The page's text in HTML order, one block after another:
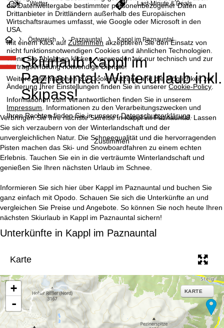
die Datenweitergabe bestimmter personenbezogener Daten an
Drittanbieter in Drittländern außerhalb des Europäischen
Wirtschaftsraumes umfasst, wie Google oder Microsoft in den
USA.
Mit einem Klick aufZustimmen akzeptieren Sie den Einsatz von
nicht funktionsnotwendigen Cookies und ähnlichen Technologien.
Wenn SieAblehnenklicken, verwenden wir nur technisch und zur
Vertragserfüllung notwendige Dienste.
Weitere Informationen zur Cookienutzung und die Möglichkeit zur
Änderung Ihrer Einstellungen finden Sie in unsererCookie-Policy.
Informationen zum Verantwortlichen finden Sie in unserem
Impressum. Informationen zu den Verarbeitungszwecken und
Ihren Rechten finden Sie in unsererDatenschutzerklärung.
Zustimmen
Wetter Last-Minute & Deals
S
t
a
r
t
s
e
Österreich Paznauntal Kappl im Paznauntal
Skiurlaub Kappl im
Paznauntal: Winterurlaub inkl.
Skipass!
Verbringen Sie Ihre nächste Skireise in Kappl im Paznauntal. Lassen
Sie sich verzaubern von der Winterlandschaft und der
unvergleichlichen Natur. Die Schneequalität und die hervorragenden
Pisten machen das Ski- und Snowboardfahren zu einem echten
Erlebnis. Tauchen Sie ein in die verträumte Winterlandschaft und
genießen Sie Ihren nächsten Urlaub im Schnee.
Informieren Sie sich hier über Kappl im Paznauntal und buchen Sie
ganz einfach mit Opodo. Schauen Sie sich die Unterkünfte an und
vergleichen Sie Preise und Angebote. So können Sie noch heute Ihren
nächsten Skiurlaub in Kappl im Paznauntal sichern!
Unterkünfte in Kappl im Paznauntal
Karte
+
-
KARTE